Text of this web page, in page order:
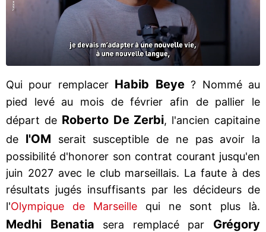
Qui pour remplacer Habib Beye? Nommé au
pied levé au mois de février afin de pallier le
départ de Roberto De Zerbi, l'ancien capitaine
de l'OM
serait susceptible de ne pas avoir la
possibilité d'honorer son contrat courant jusqu'en
juin 2027 avec le club marseillais. La faute à des
résultats jugés insuffisants par les décideurs de
l'Olympique de Marseille qui ne sont plus là.
Medhi Benatia sera remplacé par Grégory